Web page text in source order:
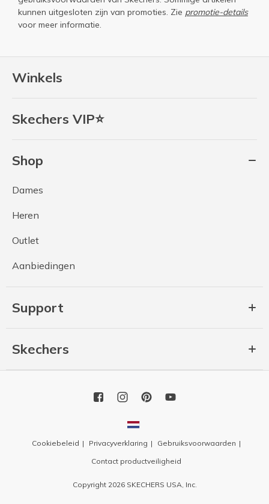
Winkels
Skechers VIP⭐
Shop
Dames
Heren
Outlet
Aanbiedingen
Support
Skechers
kunnen uitgesloten zijn van promoties. Zie promotie-details
voor meer informatie.
Cookiebeleid Privacyverklaring
Gebruiksvoorwaarden
Contact productveiligheid
Copyright 2026 SKECHERS USA, Inc.